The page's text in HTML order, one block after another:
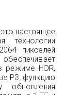
настоящее
технологии
пикселей
режиме HDR,
P3, функцию
обновления